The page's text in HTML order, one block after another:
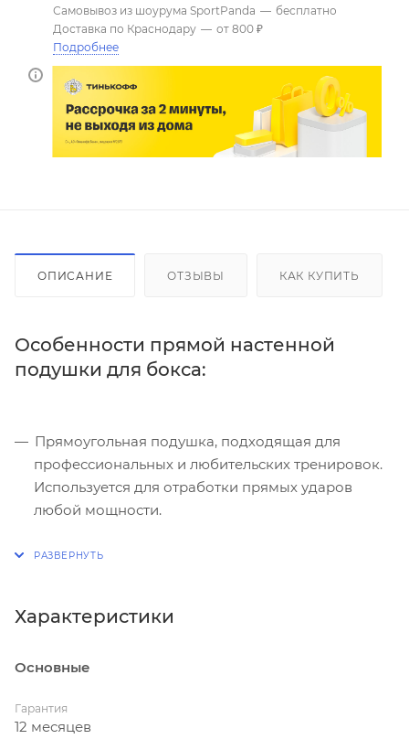
Самовывоз из шоурума SportPanda — бесплатно
Доставка по Краснодару — от 800 ₽
Подробнее
ОПИСАНИЕ ОТЗЫВЫ КАК КУПИТЬ
Особенности прямой настенной
подушки для бокса:
Прямоугольная подушка, подходящая для
профессиональных и любительских тренировок.
Используется для отработки прямых ударов
любой мощности.
м3. Материал крайне прочен, не теряет заданных
В качестве наполнителя используется ПВВ
материал используется в элитной мебели, при
вечный материал, который долго сохраняет
исходную среднюю плотность и форму.
Характеристики
Основные
Гарантия
12 месяцев